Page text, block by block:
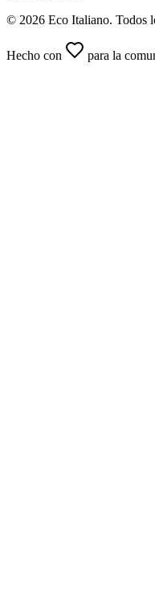
© 2026 Eco Italiano. Todos
Hecho con para la